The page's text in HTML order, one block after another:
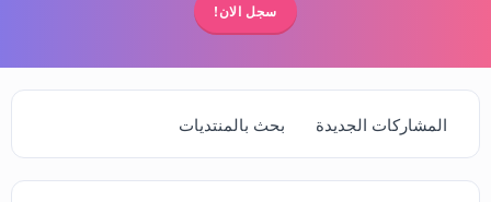
سجل الان!
المشاركات الجديدة بحث بالمنتديات